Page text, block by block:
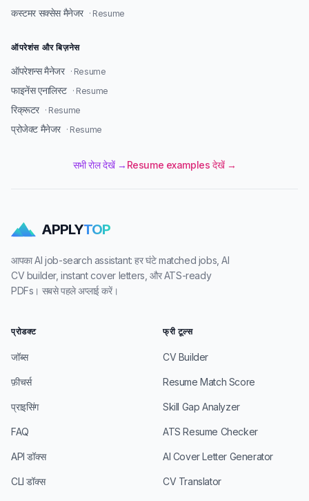
कस्टमर सक्सेस मैनेजर · Resume
ऑपरेशंस और बिज़नेस
ऑपरेशन्स मैनेजर · Resume
फाइनेंस एनालिस्ट · Resume
रिक्रूटर · Resume
प्रोजेक्ट मैनेजर · Resume
सभी रोल देखें → Resume examples देखें →
APPLYTOP
आपका AI job-search assistant: हर घंटे matched jobs, AI
CV builder, instant cover letters, और ATS-ready
PDFs। सबसे पहले अप्लाई करें।
प्रोडक्ट
जॉब्स
फ़ीचर्स
प्राइसिंग
FAQ
API डॉक्स
CLI डॉक्स
फ्री टूल्स
CV Builder
Resume Match Score
Skill Gap Analyzer
ATS Resume Checker
AI Cover Letter Generator
CV Translator